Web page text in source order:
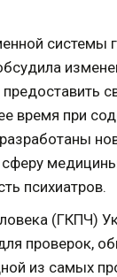
системы
время при
психиатров.
(ГКПЧ)
проверок,
из самых